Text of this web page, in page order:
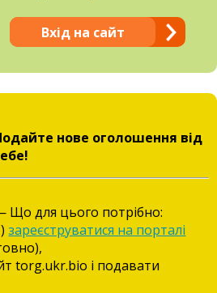
Вхід на сайт
нове оголошення від
Що для цього потрібно:
зареєструватися на порталі
torg.ukr.bio і подавати